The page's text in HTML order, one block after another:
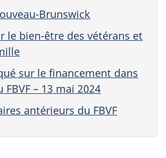
Brunswick
le bien-être des vétérans et
sur le financement dans
FBVF – 13 mai 2024
antérieurs du FBVF